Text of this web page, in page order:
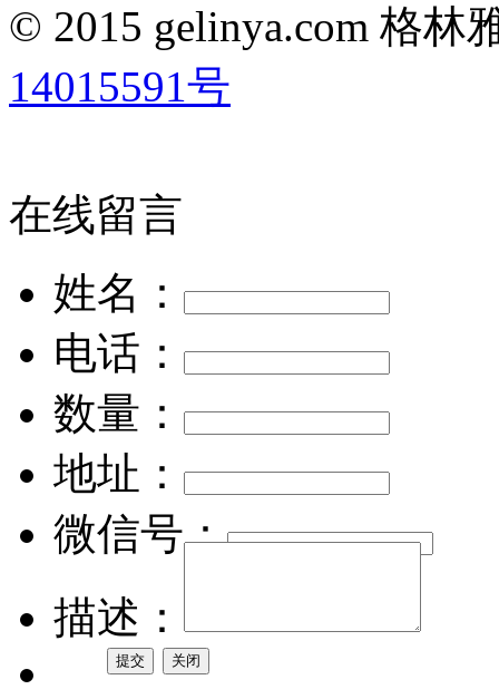
© 2015 gelinya.com 格
14015591号
在线留言
姓名：
电话：
数量：
地址：
微信号：
描述：